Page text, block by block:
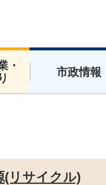
・
市政情報
(リサイクル)